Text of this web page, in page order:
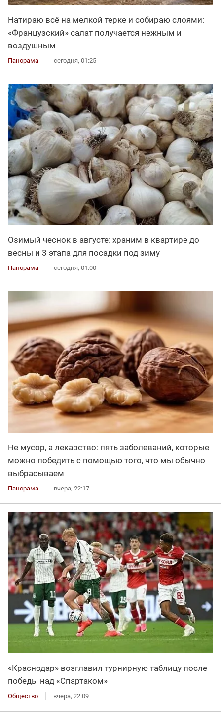
Натираю всё на мелкой терке и собираю слоями:
«Французский» салат получается нежным и
воздушным
Панорама сегодня, 01:25
Озимый чеснок в августе: храним в квартире до
весны и 3 этапа для посадки под зиму
Панорама сегодня, 01:00
Не мусор, а лекарство: пять заболеваний, которые
можно победить с помощью того, что мы обычно
выбрасываем
Панорама вчера, 22:17
«Краснодар» возглавил турнирную таблицу после
победы над «Спартаком»
Общество вчера, 22:09